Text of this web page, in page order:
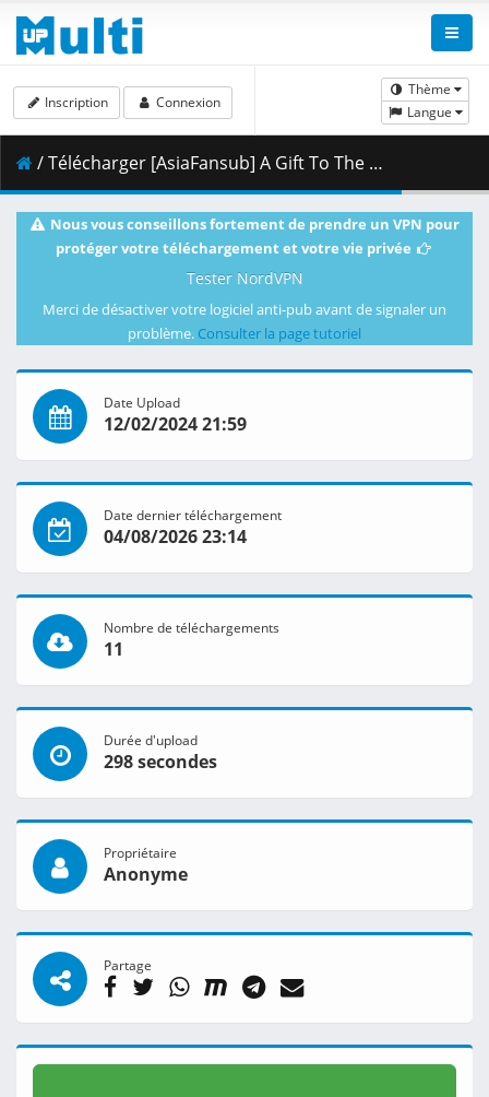
Thème
Langue
Inscription Connexion
/ Télécharger [AsiaFansub] A Gift To The People You Hate 03 vostfr.mp4 ( 1.44 GB )
Nous vous conseillons fortement de prendre un VPN pour
protéger votre téléchargement et votre vie privée
Tester NordVPN
Merci de désactiver votre logiciel anti-pub avant de signaler un
problème. Consulter la page tutoriel
Date Upload
12/02/2024 21:59
Date dernier téléchargement
04/08/2026 23:14
Nombre de téléchargements
11
Durée d'upload
298 secondes
Propriétaire
Anonyme
Partage